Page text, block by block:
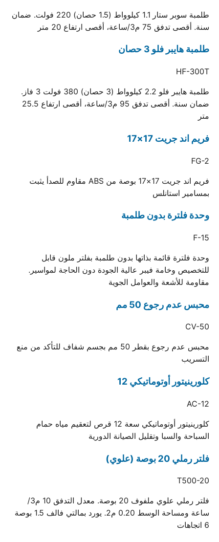
طلمبة سوبر ستار 1.1 كيلوواط (1.5 حصان) 220 فولت. ضمان
سنة. أقصى تدفق 75 م3/ساعة، أقصى ارتفاع 20 متر
طلمبة هايبر فلو 3 حصان
HF-300T
طلمبة هايبر فلو 2.2 كيلوواط (3 حصان) 380 فولت 3 فاز.
ضمان سنة. أقصى تدفق 95 م3/ساعة، أقصى ارتفاع 25.5
متر
فريم اند جريت 17×17
FG-2
فريم اند جريت 17×17 بوصة من ABS مقاوم للصدأ يثبت
بمسامير استانلس
وحدة فلترة بدون طلمبة
F-15
وحدة فلترة قائمة بذاتها بدون طلمبة بفلتر ملون قابل
للتخصيص وخامة فيبر عالية الجودة دون الحاجة لمواسير.
مقاومة للأشعة والعوامل الجوية
محبس عدم رجوع 50 مم
CV-50
محبس عدم رجوع بقطر 50 مم بجسم شفاف للتأكد من منع
التسريب
كلورينيتور أوتوماتيكي 12
AC-12
كلورينيتور أوتوماتيكي سعة 12 قرص لتعقيم مياه حمام
السباحة والسبا وتقليل الصيانة الدورية
فلتر رملي 20 بوصة (علوي)
T500-20
فلتر رملي علوي ملفوف 20 بوصة. معدل التدفق 10 م3/
ساعة ومساحة الوسط 0.20 م2. يورد بمالتي فالف 1.5 بوصة
6 اتجاهات